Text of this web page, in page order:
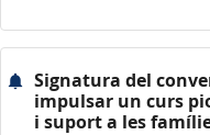
Signatura del
impulsar un curs
i suport a les